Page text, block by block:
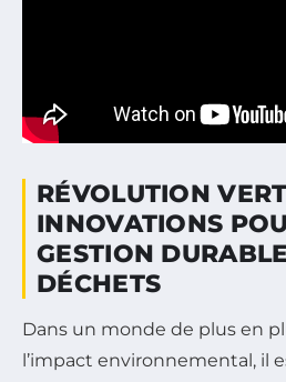
RÉVOLUTION
INNOVATIONS
GESTION
DÉCHETS
Dans un monde de plus en
l’impact environnemental, il